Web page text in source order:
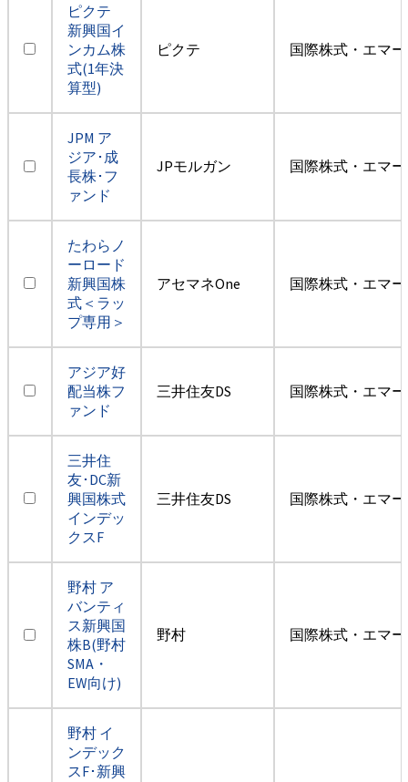
ピクテ
新興国イ
ンカム株
式(1年決
算型)
ピクテ 国際株式・エマ
JPM ア
ジア･成
長株･フ
ァンド
JPモルガン 国際株式・エマ
たわらノ
ーロード
新興国株
式＜ラッ
プ専用＞
アセマネOne 国際株式・エマ
アジア好
配当株フ
ァンド
三井住友DS 国際株式・エマ
三井住
友･DC新
興国株式
インデッ
クスF
三井住友DS 国際株式・エマ
野村 ア
バンティ
ス新興国
株B(野村
SMA・
EW向け)
野村 国際株式・エマ
野村 イ
ンデック
スF･新興